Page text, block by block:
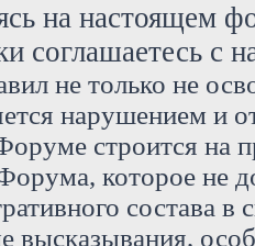
на настоящем
соглашаетесь
не только не
нарушением и
строится на
которое не
состава в
высказывания,